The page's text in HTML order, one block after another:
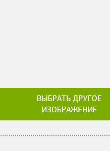
ВЫБРАТЬ ДРУГОЕ
ИЗОБРАЖЕНИЕ